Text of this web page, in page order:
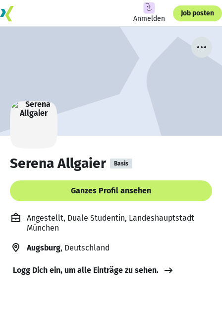
Anmelden
Job posten
Serena Allgaier Basis
Ganzes Profil ansehen
Angestellt, Duale Studentin, Landeshauptstadt
München
Augsburg, Deutschland
Logg Dich ein, um alle Einträge zu sehen.